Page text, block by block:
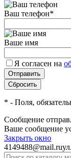
Ваш телефон*
Ваше имя
Я согласен на
* - Поля,
Сообщение
Ваше сообщение
Закрыть окно
4149488@mail.ru